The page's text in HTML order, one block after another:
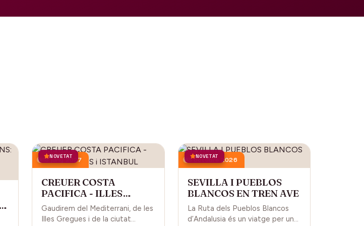
NOVETAT
18 juny 2027
CREUER COSTA
PACIFICA - ILLES
GREGUES i ISTANBUL
Gaudirem del Mediterrani, de les
Illes Gregues i de la ciutat
NOVETAT
3 octubre 2026
SEVILLA I PUEBLOS
BLANCOS EN TREN AVE
La Ruta dels Pueblos Blancos
d’Andalusia és un viatge per una